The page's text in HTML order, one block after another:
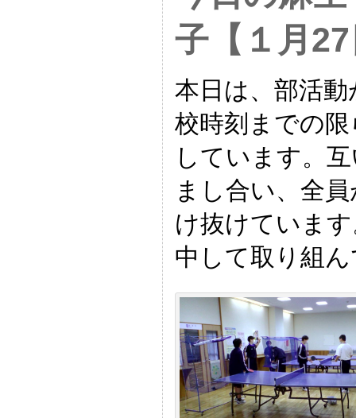
子【１月
本日は、部活
校時刻までの
しています。
まし合い、全
け抜けていま
中して取り組